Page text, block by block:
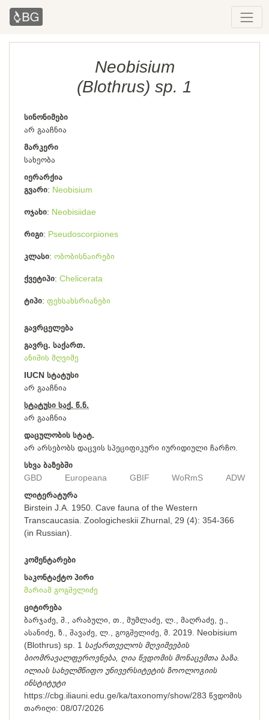
Neobisium
(Blothrus) sp. 1
სინონიმები
არ გააჩნია
მარკერი
სახეობა
იერარქია
გვარი Neobisium
ოჯახი Neobisiidae
რიგი Pseudoscorpiones
კლასი ობობისნაირები
ქვეტიპი Chelicerata
ტიპი ფეხსახსრიანები
გავრცელება
გავრც. საქართ.
ანიშის მღვიმე
IUCN სტატუსი
არ გააჩნია
სტატუსი საქ. წ.ნ.
არ გააჩნია
დაცულობის სტატ.
არ არსებობს დაცვის სპეციფიკური იურიდიული ჩარჩო.
სხვა ბაზებში
GBD
Europeana GBIF WoRmS
ADW
ლიტერატურა
Birstein J.A. 1950. Cave fauna of the Western
Transcaucasia. Zoologicheskii Zhurnal, 29 (4): 354-366
(in Russian).
კომენტარები
საკონტაქტო პირი
მარიამ გოგშელიძე
ციტირება
ბარჯაძე, შ., არაბული, თ., მუმლაძე, ლ., მაღრაძე, ე.,
ასანიძე, ზ., შავაძე, ლ., გოგშელიძე, მ. 2019. Neobisium
(Blothrus) sp. 1 საქართველოს მღვიმეების
ბიომრავალფეროვნება, ღია წვდომის მონაცემთა ბაზა.
ილიას სახელმწიფო უნივერსიტეტის ზოოლოგიის
ინსტიტუტი
https://cbg.iliauni.edu.ge/ka/taxonomy/show/283 წვდომის
თარიღი: 08/07/2026